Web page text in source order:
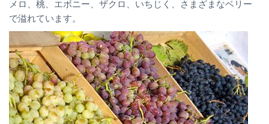
メロ、桃、エボニー、ザクロ、いちじく、さまざまなベリー
で溢れています。